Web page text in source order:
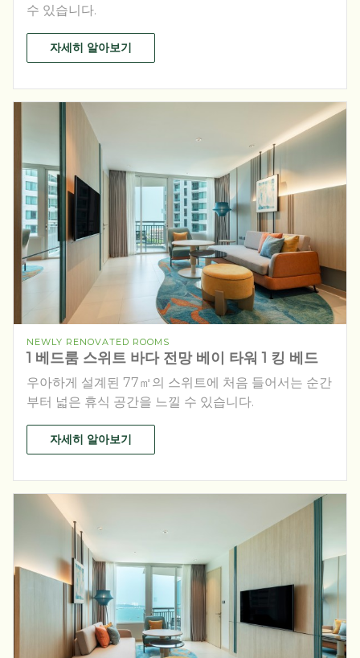
수 있습니다.
자세히 알아보기
NEWLY RENOVATED ROOMS
1 베드룸 스위트 바다 전망 베이 타워 1 킹 베드
우아하게 설계된 77㎡의 스위트에 처음 들어서는 순간
부터 넓은 휴식 공간을 느낄 수 있습니다.
자세히 알아보기